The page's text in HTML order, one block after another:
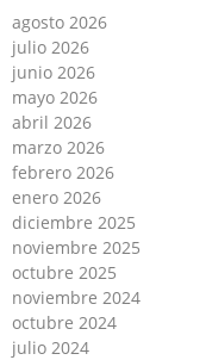
agosto 2026
julio 2026
junio 2026
mayo 2026
abril 2026
marzo 2026
febrero 2026
enero 2026
diciembre 2025
noviembre 2025
octubre 2025
noviembre 2024
octubre 2024
julio 2024